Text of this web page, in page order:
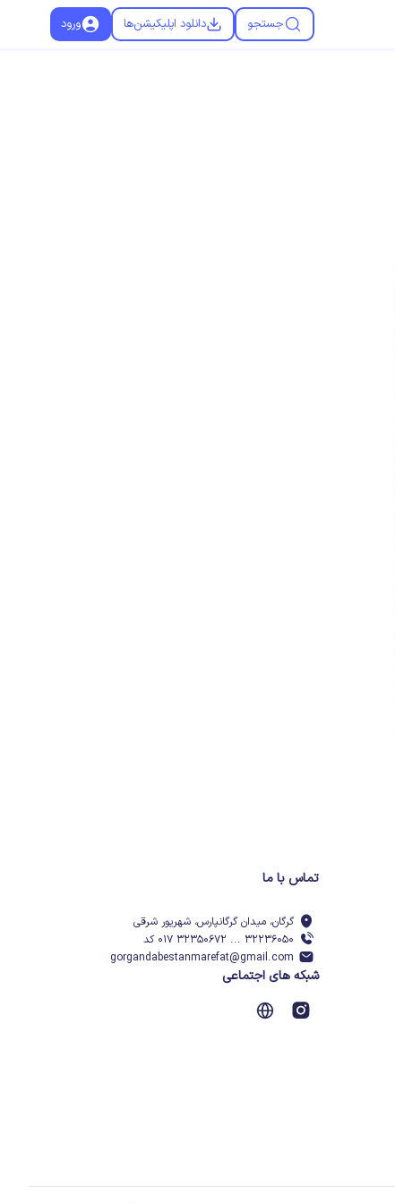
جستجو دانلود اپلیکیشن‌ها ورود
تماس با ما
گرگان، میدان گرگانپارس، شهریور شرقی
۳۲۲۳۶۰۵۰ ... ۳۲۳۵۰۶۷۲ ۰۱۷ کد
gorgandabestanmarefat@gmail.com
شبکه های اجتماعی